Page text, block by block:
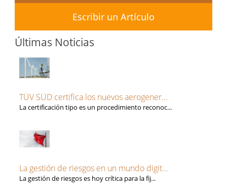
Escribir un Artículo
Últimas Noticias
TÜV SÜD certifica los nuevos aerogener...
La certificación tipo es un procedimiento reconoc...
La gestión de riesgos en un mundo digit...
La gestión de riesgos es hoy crítica para la fij...